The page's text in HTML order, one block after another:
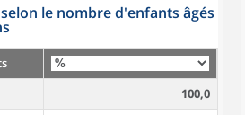
le nombre d'enfants âgés
100,0